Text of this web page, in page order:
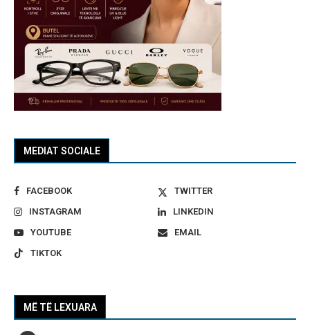
MEDIAT SOCIALE
FACEBOOK
TWITTER
INSTAGRAM
LINKEDIN
YOUTUBE
EMAIL
TIKTOK
MË TË LEXUARA